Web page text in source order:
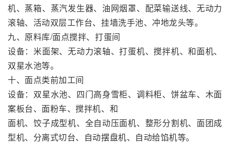
机、蒸箱、蒸汽发生器、油网烟罩、配菜输送线、无动力
滚轴、活动双层工作台、挂墙洗手池、冲地龙头等。
九、原料库/面点搅拌、打蛋间
设备：米面架、无动力滚轴、打蛋机、搅拌机、和面机、
双星水池等。
十、面点类前加工间
设备：双星水池、四门高身雪柜、调料柜、饼盆车、木面
案板台、面粉车、搅拌机、和
面机、饺子成型机、全自动压面机、整形分割机、面团成
型机、分离式切台、自动摆盘机、自动给馅机等。